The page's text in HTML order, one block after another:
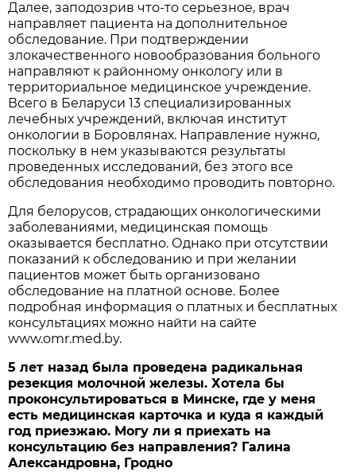
Далее, заподозрив что-то серьезное, врач
направляет пациента на дополнительное
обследование. При подтверждении
злокачественного новообразования больного
направляют к районному онкологу или в
территориальное медицинское учреждение.
Всего в Беларуси 13 специализированных
лечебных учреждений, включая институт
онкологии в Боровлянах. Направление нужно,
поскольку в нем указываются результаты
проведенных исследований, без этого все
обследования необходимо проводить повторно.
Для белорусов, страдающих онкологическими
заболеваниями, медицинская помощь
оказывается бесплатно. Однако при отсутствии
показаний к обследованию и при желании
пациентов может быть организовано
обследование на платной основе. Более
подробная информация о платных и бесплатных
консультациях можно найти на сайте
www.omr.med.by.
5 лет назад была проведена радикальная
резекция молочной железы. Хотела бы
проконсультироваться в Минске, где у меня
есть медицинская карточка и куда я каждый
год приезжаю. Могу ли я приехать на
консультацию без направления? Галина
Александровна, Гродно